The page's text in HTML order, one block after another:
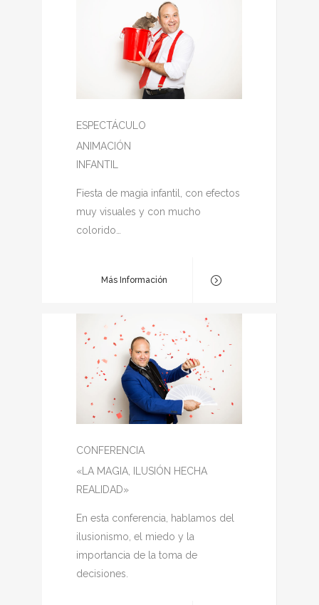
ESPECTÁCULO
ANIMACIÓN
INFANTIL
Fiesta de magia infantil, con efectos
muy visuales y con mucho
colorido…
Más Información
CONFERENCIA
«LA MAGIA, ILUSIÓN HECHA
REALIDAD»
En esta conferencia, hablamos del
ilusionismo, el miedo y la
importancia de la toma de
decisiones.